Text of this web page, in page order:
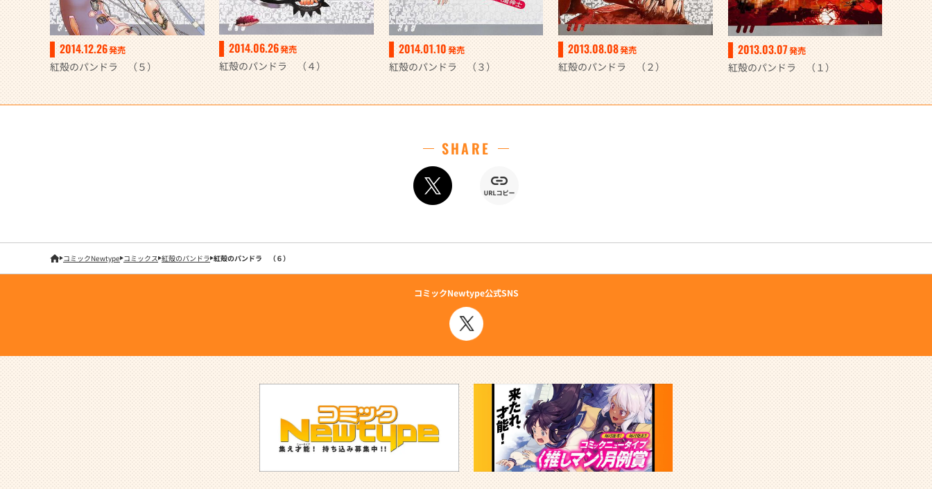
2014.12.26発売
紅殻のパンドラ （５）
2014.06.26発売
紅殻のパンドラ （４）
2014.01.10発売
紅殻のパンドラ （３）
2013.08.08発売
紅殻のパンドラ （２）
2013.03.07発売
紅殻のパンドラ （１）
SHARE
コミックNewtype コミックス 紅殻のパンドラ 紅殻のパンドラ （６）
コミックNewtype公式SNS